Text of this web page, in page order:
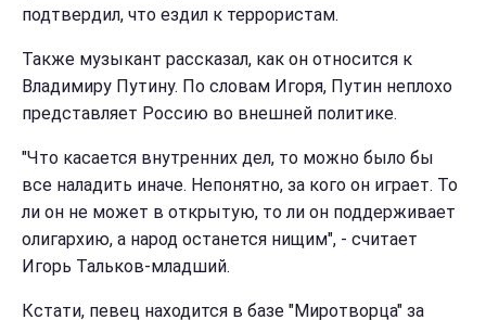
подтвердил, что ездил к террористам.
Также музыкант рассказал, как он относится к
Владимиру Путину. По словам Игоря, Путин неплохо
представляет Россию во внешней политике.
"Что касается внутренних дел, то можно было бы
все наладить иначе. Непонятно, за кого он играет. То
ли он не может в открытую, то ли он поддерживает
олигархию, а народ останется нищим", - считает
Игорь Тальков-младший.
Кстати, певец находится в базе "Миротворца" за